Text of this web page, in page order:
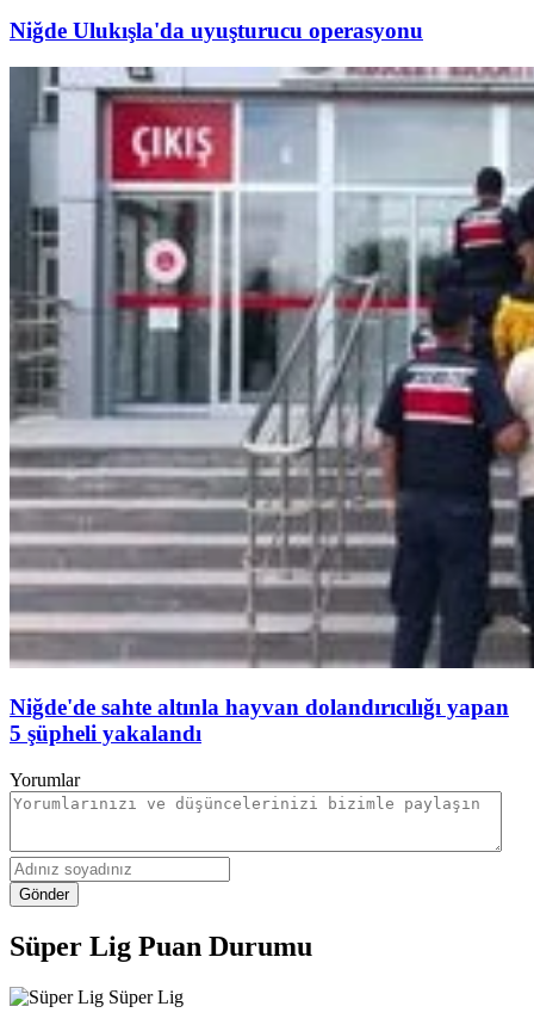
Niğde Ulukışla'da uyuşturucu operasyonu
Niğde'de sahte altınla hayvan dolandırıcılığı yapan
5 şüpheli yakalandı
Yorumlar
Gönder
Süper Lig Puan Durumu
Süper Lig